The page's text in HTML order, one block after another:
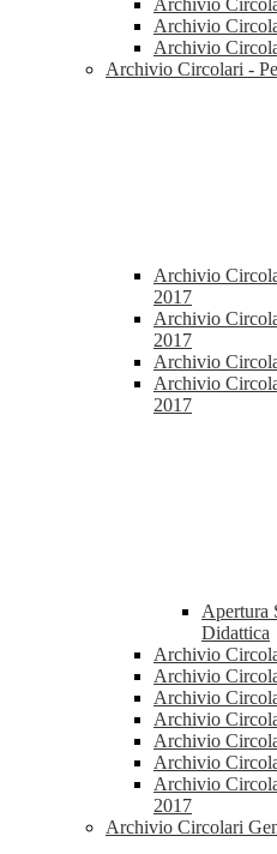
Archivio
Archivio
Archivio
Archivio Circolari -
Archivio
2017
Archivio
2017
Archivio
Archivio
2017
Apertura
Didattica
Archivio
Archivio
Archivio
Archivio
Archivio
Archivio
Archivio
2017
Archivio Circolari